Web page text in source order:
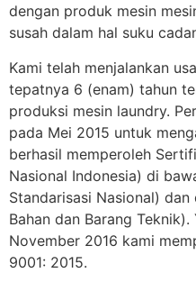
dengan produk mesin
susah dalam hal suku
Kami telah menjalankan
tepatnya 6 (enam) tahun
produksi mesin laundry.
pada Mei 2015 untuk
berhasil memperoleh
Nasional Indonesia) di
Standarisasi Nasional)
Bahan dan Barang
November 2016 kami
9001: 2015.